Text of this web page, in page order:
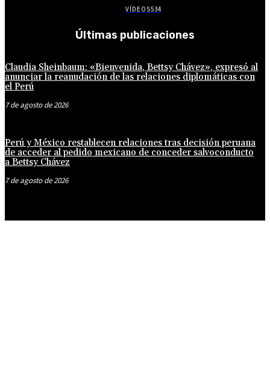
VÍDEOS534
Últimas publicaciones
Claudia Sheinbaum: «Bienvenida, Bettsy Chávez», expresó al
anunciar la reanudación de las relaciones diplomáticas con
el Perú
7 de agosto de 2026
Perú y México restablecen relaciones tras decisión peruana
de acceder al pedido mexicano de conceder salvoconducto
a Bettsy Chávez
7 de agosto de 2026